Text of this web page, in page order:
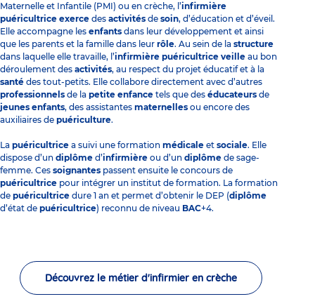
Maternelle et Infantile (PMI) ou en crèche, l’infirmière
puéricultrice exerce des activités de soin, d’éducation et d’éveil.
Elle accompagne les enfants dans leur développement et ainsi
que les parents et la famille dans leur rôle. Au sein de la structure
dans laquelle elle travaille, l’infirmière puéricultrice veille au bon
déroulement des activités, au respect du projet éducatif et à la
santé des tout-petits. Elle collabore directement avec d’autres
professionnels de la petite enfance tels que des éducateurs de
jeunes enfants, des assistantes maternelles ou encore des
auxiliaires de puériculture.
La puéricultrice a suivi une formation médicale et sociale. Elle
dispose d’un diplôme d’infirmière ou d’un diplôme de sage-
femme. Ces soignantes passent ensuite le concours de
puéricultrice pour intégrer un institut de formation. La formation
de puéricultrice dure 1 an et permet d’obtenir le DEP (diplôme
d’état de puéricultrice) reconnu de niveau BAC+4.
Découvrez le métier d'infirmier en crèche